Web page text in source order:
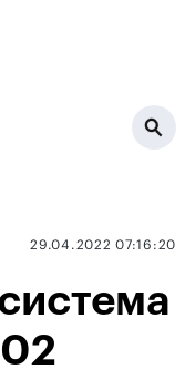
29.04.2022 07:16:20